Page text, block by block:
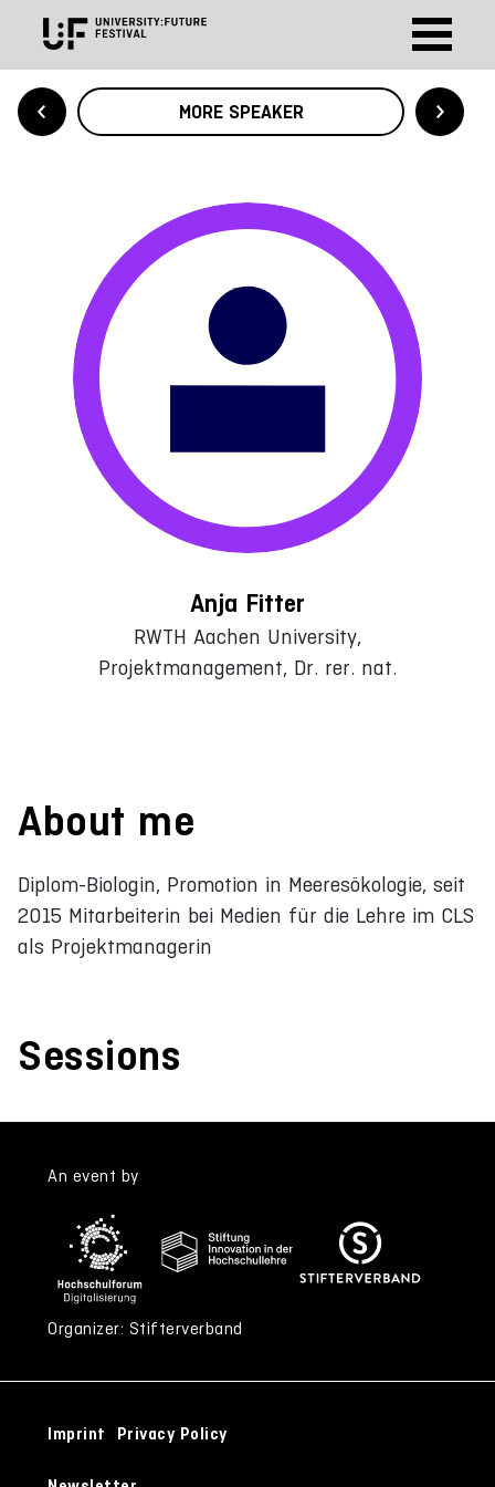
MORE SPEAKER
Anja Fitter
RWTH Aachen University,
Projektmanagement, Dr. rer. nat.
About me
Diplom-Biologin, Promotion in Meeresökologie, seit
2015 Mitarbeiterin bei Medien für die Lehre im CLS
als Projektmanagerin
Sessions
An event by
Organizer: Stifterverband
Imprint Privacy Policy